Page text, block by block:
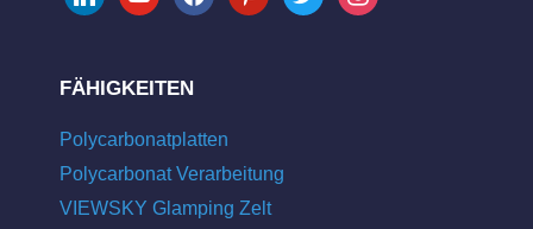
FÄHIGKEITEN
Polycarbonatplatten
Polycarbonat Verarbeitung
VIEWSKY Glamping Zelt